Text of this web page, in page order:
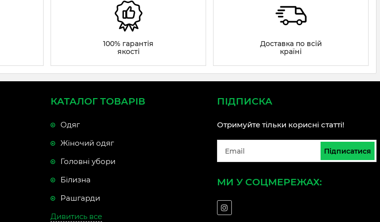
100% гарантія
якості
Доставка по всій
країні
КАТАЛОГ ТОВАРІВ
Одяг
Жіночий одяг
Головні убори
Білизна
Рашгарди
Дивитись все
ПІДПИСКА
Отримуйте тільки корисні статті!
Підписатися
МИ У СОЦМЕРЕЖАХ: